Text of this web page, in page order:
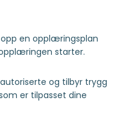
opp en opplæringsplan
starter.
og tilbyr trygg
er tilpasset dine